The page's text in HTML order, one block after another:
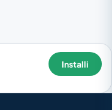
Installi